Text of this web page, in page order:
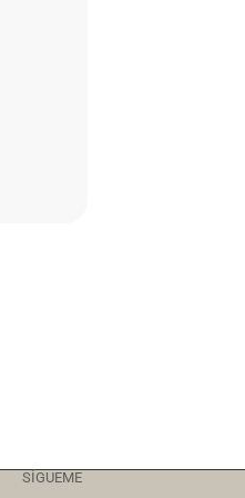
SÍGUEME